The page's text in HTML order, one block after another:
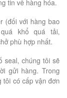
tin về hàng hóa.
(đối với hàng bao
khổ quá tải,
phù hợp nhất.
seal, chúng tôi sẽ
gửi hàng. Trong
tôi có cấp vận đơn